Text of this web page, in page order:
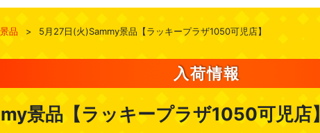
品 > 5月27日(火)Sammy景品【ラッキープラザ1050可児店】
入荷情報
景品【ラッキープラザ1050可児店】